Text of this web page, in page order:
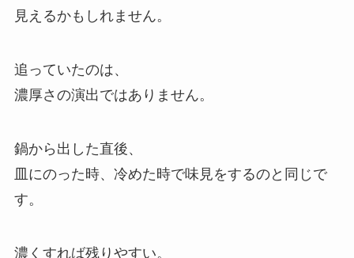
見えるかもしれません。
追っていたのは、
濃厚さの演出ではありません。
鍋から出した直後、
皿にのった時、冷めた時で味見をするのと同じで
す。
濃くすれば残りやすい。